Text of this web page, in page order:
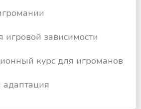
игровой зависимости
курс для игроманов